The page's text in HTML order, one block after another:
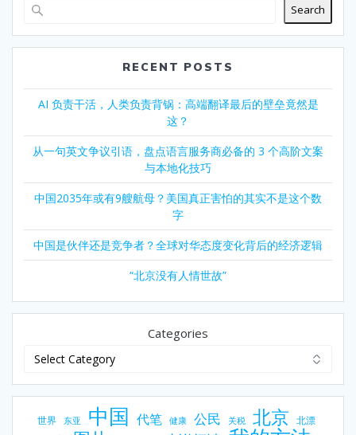
Search
RECENT POSTS
AI 负责干活，人类负责背锅：高端翻译最后的壁垒竟然是
这？
从一句英文争议引语，盘点语言服务商必备的 3 个高阶文案
与本地化技巧
中国2035年或有9艘航母？美国真正害怕的其实不是这个数
字
中国是伙伴还是竞争者？全球对华态度变化背后的经济逻辑
“北京没有人情世故”
Categories
世界 东亚 中国 代笔 健康 公民 关税 北京 北漂